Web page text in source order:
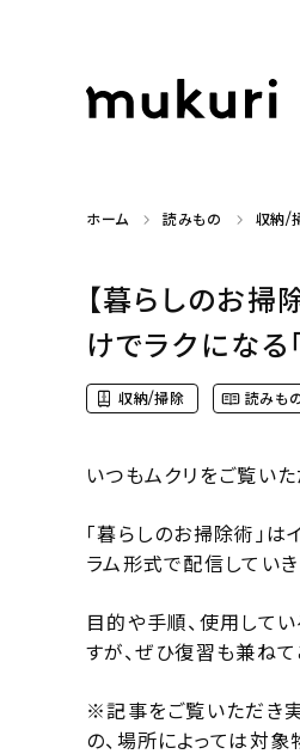
ホーム 読みもの 収納/
【暮らしのお
けでラクになる
収納/掃除 読みも
いつもムクリをご覧いた
「暮らしのお掃除術」
ラム形式で配信していき
目的や手順、使用して
すが、ぜひ復習も兼ね
※記事をご覧いただき
の、場所によっては対